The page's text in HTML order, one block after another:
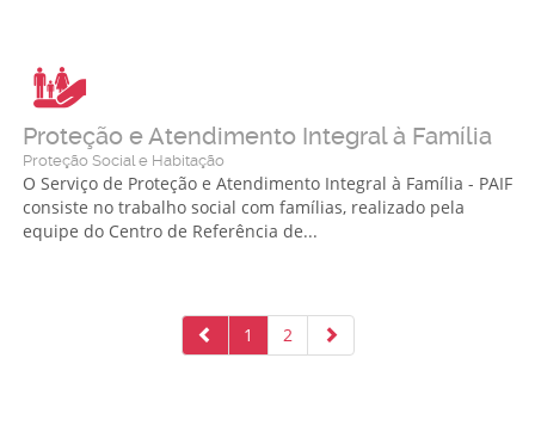
Proteção e Atendimento Integral à Família
Proteção Social e Habitação
O Serviço de Proteção e Atendimento Integral à Família - PAIF
consiste no trabalho social com famílias, realizado pela
equipe do Centro de Referência de...
1 2